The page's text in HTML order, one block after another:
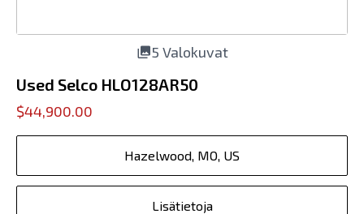
5 Valokuvat
Used Selco HLO128AR50
$44,900.00
Hazelwood, MO, US
Lisätietoja